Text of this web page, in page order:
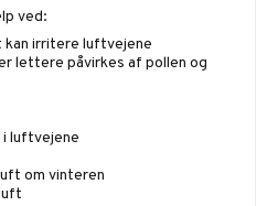
ved:
irritere luftvejene
lettere påvirkes af pollen og
luftvejene
om vinteren